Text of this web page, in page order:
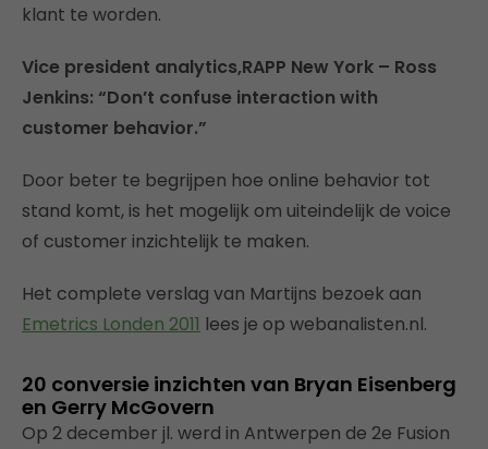
klant te worden.
Vice president analytics,RAPP New York – Ross
Jenkins: “Don’t confuse interaction with
customer behavior.”
Door beter te begrijpen hoe online behavior tot
stand komt, is het mogelijk om uiteindelijk de voice
of customer inzichtelijk te maken.
Het complete verslag van Martijns bezoek aan
Emetrics Londen 2011 lees je op webanalisten.nl.
20 conversie inzichten van Bryan Eisenberg
en Gerry McGovern
Op 2 december jl. werd in Antwerpen de 2e Fusion